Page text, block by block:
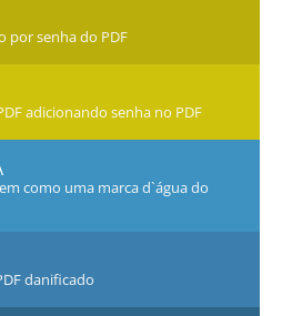
por senha do PDF
adicionando senha no PDF
como uma marca d`água do
danificado